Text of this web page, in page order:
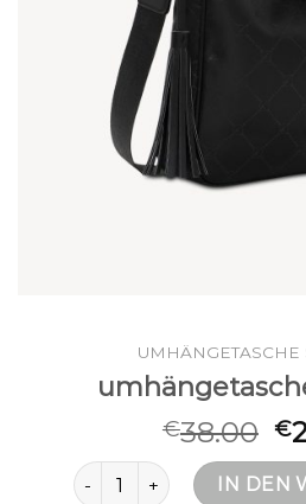
UMHÄNGETASCHE
€38.00 €
umhängetasche schwarz
IN DEN